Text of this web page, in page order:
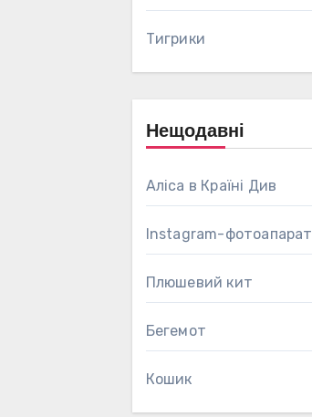
Тигрики
Нещодавні
Аліса в Країні Див
Instagram-фотоапарат
Плюшевий кит
Бегемот
Кошик